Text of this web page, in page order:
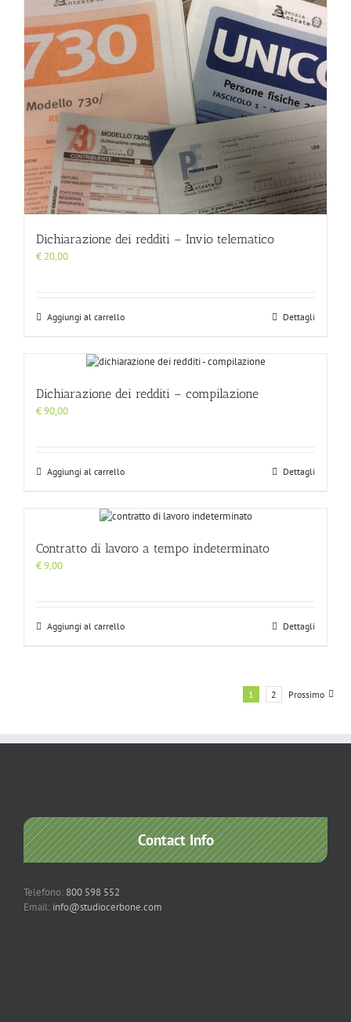
Dichiarazione dei redditi – Invio telematico
€ 20,00
Aggiungi al carrello Dettagli
Dichiarazione dei redditi – compilazione
€90,00
Aggiungi al carrello Dettagli
Contratto di lavoro a tempo indeterminato
€9,00
Aggiungi al carrello Dettagli
1 2 Prossimo
Contact Info
Telefono: 800 598 552
Email: info@studiocerbone.com